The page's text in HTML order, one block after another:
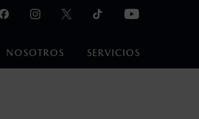
NOSOTROS SERVICIOS